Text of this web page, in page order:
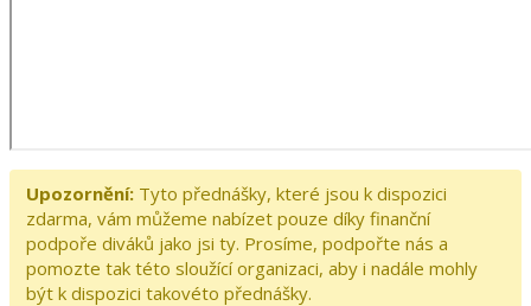
Upozornění: Tyto přednášky, které jsou k dispozici
zdarma, vám můžeme nabízet pouze díky finanční
podpoře diváků jako jsi ty. Prosíme, podpořte nás a
pomozte tak této sloužící organizaci, aby i nadále mohly
být k dispozici takovéto přednášky.